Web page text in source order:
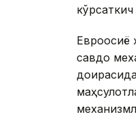
Евроосиё
савдо